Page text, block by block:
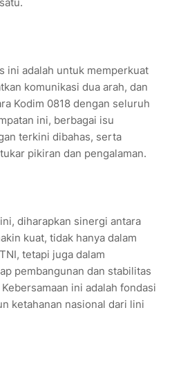
ini adalah untuk memperkuat
komunikasi dua arah, dan
Kodim 0818 dengan seluruh
ini, berbagai isu
terkini dibahas, serta
pikiran dan pengalaman.
diharapkan sinergi antara
kuat, tidak hanya dalam
tetapi juga dalam
pembangunan dan stabilitas
ini adalah fondasi
ketahanan nasional dari lini